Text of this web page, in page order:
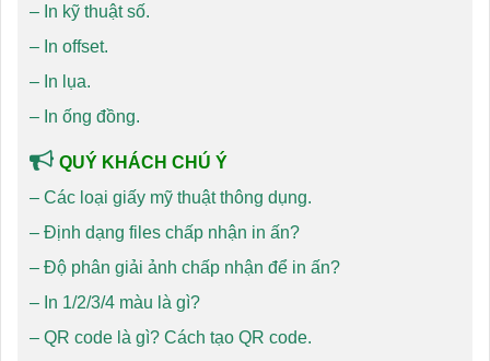
– In kỹ thuật số.
– In offset.
– In lụa.
– In ống đồng.
QUÝ KHÁCH CHÚ Ý
– Các loại giấy mỹ thuật thông dụng.
– Định dạng files chấp nhận in ấn?
– Độ phân giải ảnh chấp nhận để in ấn?
– In 1/2/3/4 màu là gì?
– QR code là gì? Cách tạo QR code.